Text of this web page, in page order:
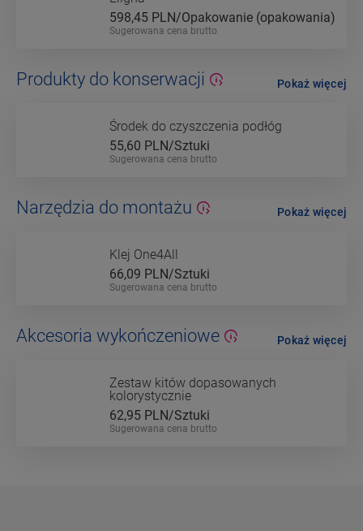
598,45 PLN/Opakowanie (opakowania)
Sugerowana cena brutto
Produkty do konserwacji
Środek do czyszczenia podłóg
55,60 PLN/Sztuki
Sugerowana cena brutto
Pokaż więcej
Narzędzia do montażu
Klej One4All
66,09 PLN/Sztuki
Sugerowana cena brutto
Pokaż więcej
Akcesoria wykończeniowe
Zestaw kitów dopasowanych
kolorystycznie
62,95 PLN/Sztuki
Sugerowana cena brutto
Pokaż więcej